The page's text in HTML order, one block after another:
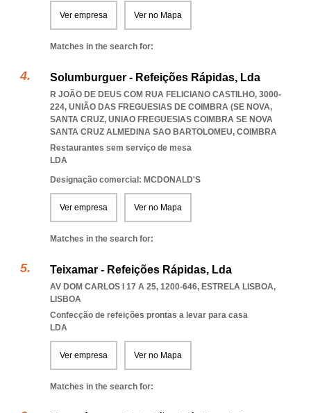
Ver empresa Ver no Mapa
Matches in the search for:
Solumburguer - Refeições Rápidas, Lda
R JOÃO DE DEUS COM RUA FELICIANO CASTILHO, 3000-
224, UNIÃO DAS FREGUESIAS DE COIMBRA (SE NOVA,
SANTA CRUZ, UNIAO FREGUESIAS COIMBRA SE NOVA
SANTA CRUZ ALMEDINA SAO BARTOLOMEU, COIMBRA
Restaurantes sem serviço de mesa
LDA
Designação comercial: MCDONALD'S
Ver empresa Ver no Mapa
Matches in the search for:
Teixamar - Refeições Rápidas, Lda
AV DOM CARLOS I 17 A 25, 1200-646, ESTRELA LISBOA,
LISBOA
Confecção de refeições prontas a levar para casa
LDA
Ver empresa Ver no Mapa
Matches in the search for: